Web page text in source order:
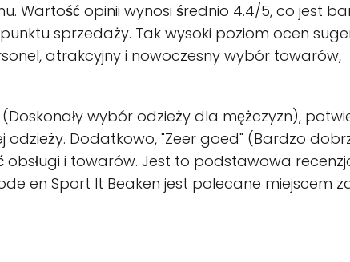
Wartość opinii wynosi średnio 4.4/5, co jest
sprzedaży. Tak wysoki poziom ocen
atrakcyjny i nowoczesny wybór towarów,
wybór odzieży dla mężczyzn),
odzieży. Dodatkowo, "Zeer goed" (Bardzo
i towarów. Jest to podstawowa
en Sport It Beaken jest polecane miejscem